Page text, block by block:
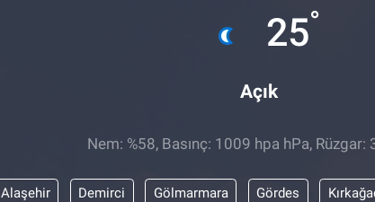
25°
Açık
Nem: %58, Basınç: 1009 hpa hPa,
Alaşehir Demirci Gölmarmara Gördes